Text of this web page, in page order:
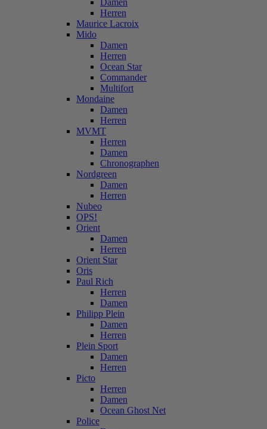
Damen
Herren
Maurice Lacroix
Mido
Damen
Herren
Ocean Star
Commander
Multifort
Mondaine
Damen
Herren
MVMT
Herren
Damen
Chronographen
Nordgreen
Damen
Herren
Nubeo
OPS!
Orient
Damen
Herren
Orient Star
Oris
Paul Rich
Herren
Damen
Philipp Plein
Damen
Herren
Plein Sport
Damen
Herren
Picto
Herren
Damen
Ocean Ghost Net
Police